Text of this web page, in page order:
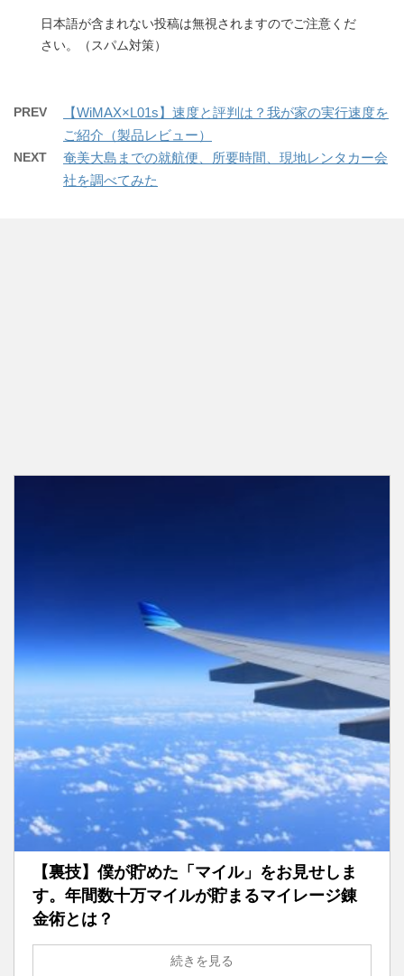
日本語が含まれない投稿は無視されますのでご注意くだ
さい。（スパム対策）
PREV
【WiMAX×L01s】速度と評判は？我が家の実行速度を
ご紹介（製品レビュー）
NEXT
奄美大島までの就航便、所要時間、現地レンタカー会
社を調べてみた
【裏技】僕が貯めた「マイル」をお見せしま
す。年間数十万マイルが貯まるマイレージ錬
金術とは？
続きを見る